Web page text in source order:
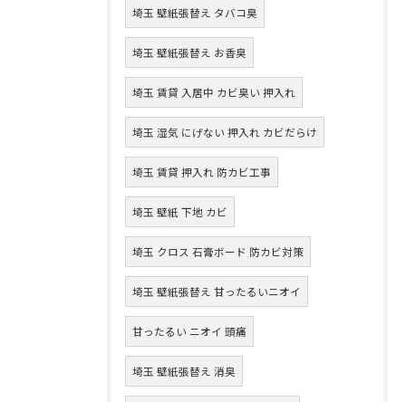
埼玉 壁紙張替え タバコ臭
埼玉 壁紙張替え お香臭
埼玉 賃貸 入居中 カビ臭い 押入れ
埼玉 湿気 にげない 押入れ カビだらけ
埼玉 賃貸 押入れ 防カビ工事
埼玉 壁紙 下地 カビ
埼玉 クロス 石膏ボード 防カビ対策
埼玉 壁紙張替え 甘ったるいニオイ
甘ったるい ニオイ 頭痛
埼玉 壁紙張替え 消臭